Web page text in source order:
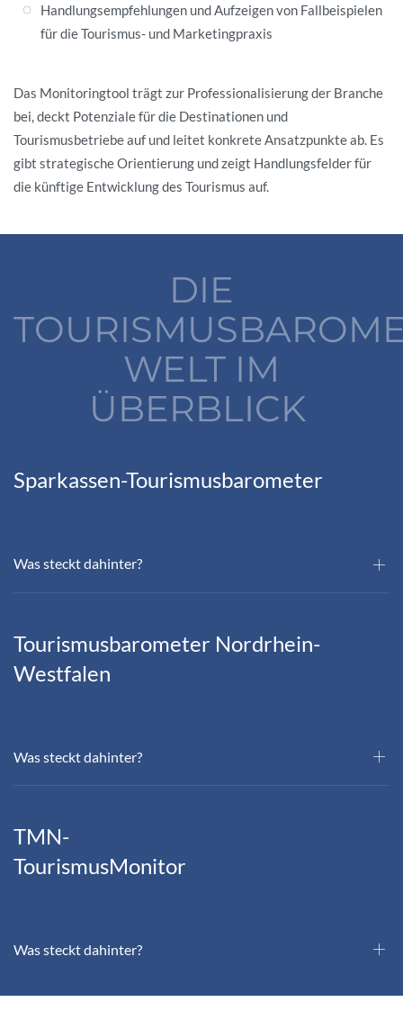
Handlungsempfehlungen und Aufzeigen von Fallbeispielen
für die Tourismus- und Marketingpraxis
Das Monitoringtool trägt zur Professionalisierung der Branche
bei, deckt Potenziale für die Destinationen und
Tourismusbetriebe auf und leitet konkrete Ansatzpunkte ab. Es
gibt strategische Orientierung und zeigt Handlungsfelder für
die künftige Entwicklung des Tourismus auf.
DIE
WELT IM
ÜBERBLICK
Sparkassen-Tourismusbarometer
Was steckt dahinter?
Tourismusbarometer Nordrhein-
Westfalen
Was steckt dahinter?
TMN-
TourismusMonitor
Was steckt dahinter?